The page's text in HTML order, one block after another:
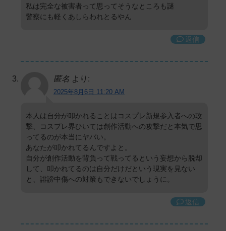
私は完全な被害者って思ってそうなところも謎
警察にも軽くあしらわれとるやん
返信
匿名 より:
2025年8月6日 11:20 AM
本人は自分が叩かれることはコスプレ新規参入者への攻
撃、コスプレ界ひいては創作活動への攻撃だと本気で思
ってるのが本当にヤバい。
あなたが叩かれてるんですよと。
自分が創作活動を背負って戦ってるという妄想から脱却
して、叩かれてるのは自分だけだという現実を見ない
と、誹謗中傷への対策もできないでしょうに。
返信